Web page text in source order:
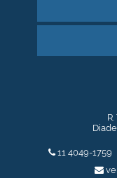
TRANSPORTADOR
SEMINOVOS
COLETOR DE PÓ
EXAUSTOR
TRANSPORTADOR
TRANSPORTADOR
11 4049-1759